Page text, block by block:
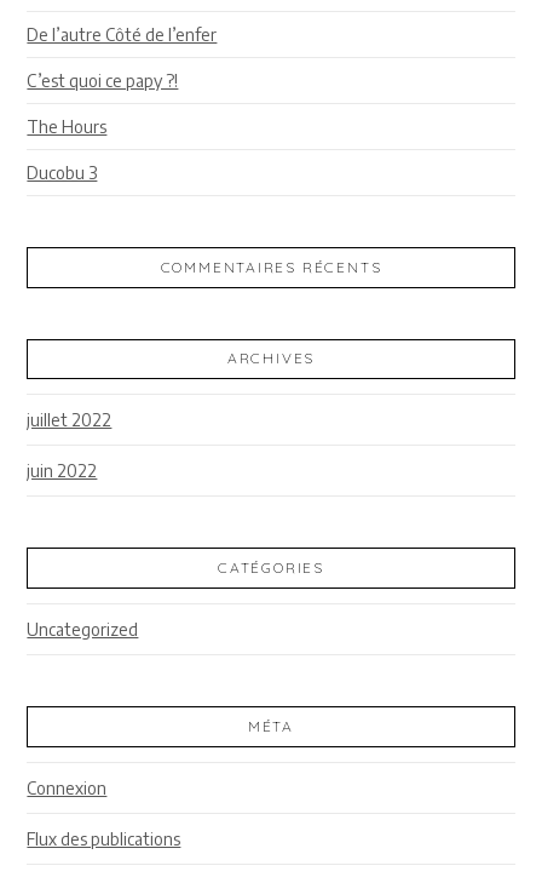
De l’autre Côté de l’enfer
C’est quoi ce papy ?!
The Hours
Ducobu 3
COMMENTAIRES RÉCENTS
ARCHIVES
juillet 2022
juin 2022
CATÉGORIES
Uncategorized
MÉTA
Connexion
Flux des publications